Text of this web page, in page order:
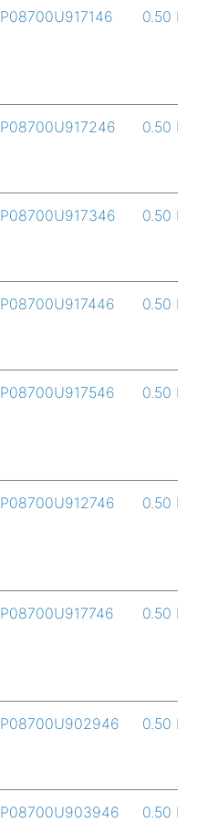
P08700U917146 0.50 L
P08700U917246 0.50 L
P08700U917346 0.50 L
P08700U917446 0.50 L
P08700U917546 0.50 L
P08700U912746 0.50 L
P08700U917746 0.50 L
P08700U902946 0.50 L
P08700U903946 0.50 L